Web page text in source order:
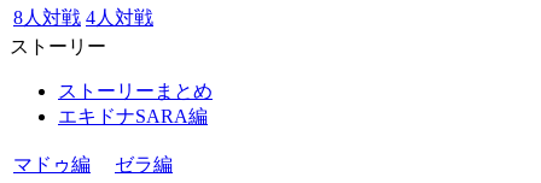
8人対戦 4人対戦
ストーリー
ストーリーまとめ
エキドナSARA編
マドゥ編
ゼラ編